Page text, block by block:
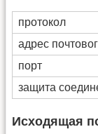
протокол
адрес
порт
защита
Исходящая